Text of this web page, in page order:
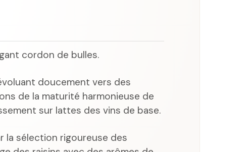
cordon de bulles.
doucement vers des
de la maturité harmonieuse de
sur lattes des vins de base.
la sélection rigoureuse des